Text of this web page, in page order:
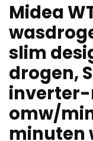
Midea
slim
drogen,
inverter-
omw/
minuten